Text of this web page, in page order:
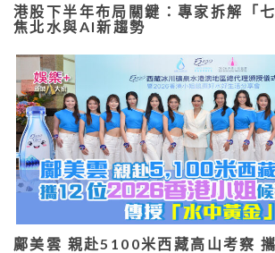
港股下半年布局關鍵：專家拆解「
焦北水與AI新趨勢
鄺美雲 親赴5100米西藏高山考察